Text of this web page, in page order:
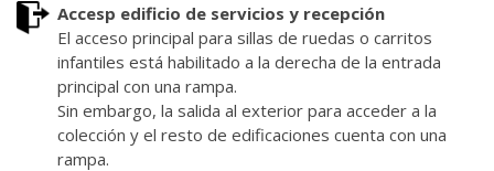
Accesp edificio de servicios y recepción
El acceso principal para sillas de ruedas o carritos
infantiles está habilitado a la derecha de la entrada
principal con una rampa.
Sin embargo, la salida al exterior para acceder a la
colección y el resto de edificaciones cuenta con una
rampa.